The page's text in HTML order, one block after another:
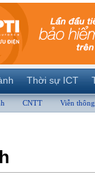
Thời sự ICT
CNTT Viễn thông